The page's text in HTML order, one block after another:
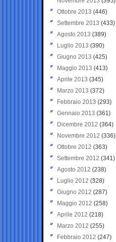
Ottobre 2013 (446)
Settembre 2013 (433)
Agosto 2013 (389)
Luglio 2013 (390)
Giugno 2013 (425)
Maggio 2013 (413)
Aprile 2013 (345)
Marzo 2013 (372)
Febbraio 2013 (293)
Gennaio 2013 (361)
Dicembre 2012 (364)
Novembre 2012 (336)
Ottobre 2012 (363)
Settembre 2012 (341)
Agosto 2012 (238)
Luglio 2012 (328)
Giugno 2012 (287)
Maggio 2012 (258)
Aprile 2012 (218)
Marzo 2012 (255)
Febbraio 2012 (247)